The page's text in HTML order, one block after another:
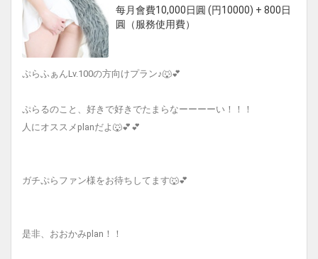
每月會費10,000日圓 (円10000) + 800日
圓（服務使用費）
ぷらふぁんLv.100の方向けプラン♪🐺💕
ぷらるのこと、好きで好きでたまらなーーーーい！！！
人にオススメplanだよ🐺💕💕
ガチぷらファン様をお待ちしてます🐺💕
是非、おおかみplan！！